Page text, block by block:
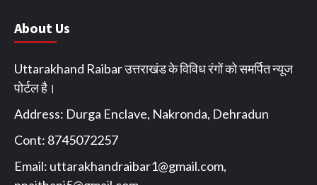
About Us
Uttarakhand Raibar उत्तराखंड के विविध रंगों को समर्पित न्यूज
पोर्टल है।
Address: Durga Enclave, Nakronda, Dehradun
Cont: 8745072257
Email: uttarakhandraibar1@gmail.com,